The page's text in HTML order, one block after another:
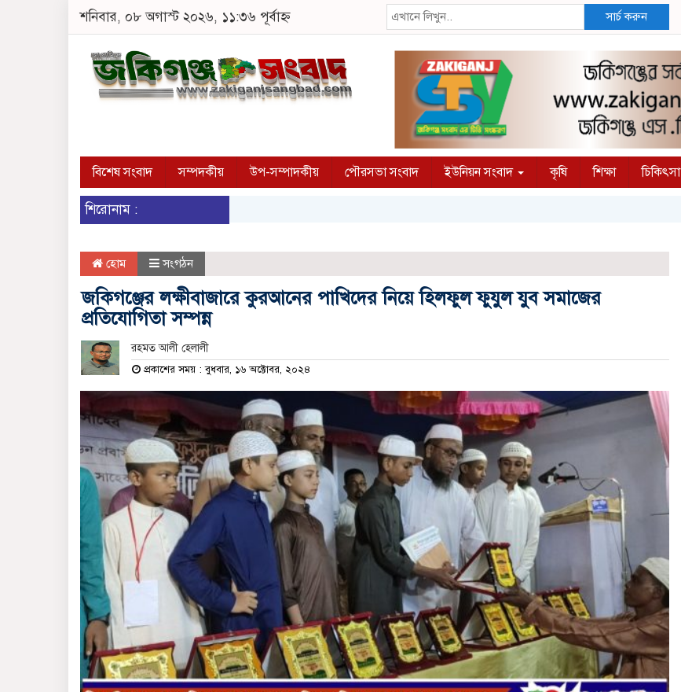
শনিবার, ০৮ অগাস্ট ২০২৬, ১১:৩৬ পূর্বাহ্ন সার্চ করুন
বিশেষ সংবাদ সম্পদকীয় উপ-সম্পাদকীয় পৌরসভা সংবাদ ইউনিয়ন সংবাদ কৃষি শিক্ষা চিকিৎসা
শিরোনাম :
হোম সংগঠন
জকিগঞ্জের লক্ষীবাজারে কুরআনের পাখিদের নিয়ে হিলফুল ফুযুল যুব সমাজের
প্রতিযোগিতা সম্পন্ন
রহমত আলী হেলালী
প্রকাশের সময় : বুধবার, ১৬ অক্টোবর, ২০২৪